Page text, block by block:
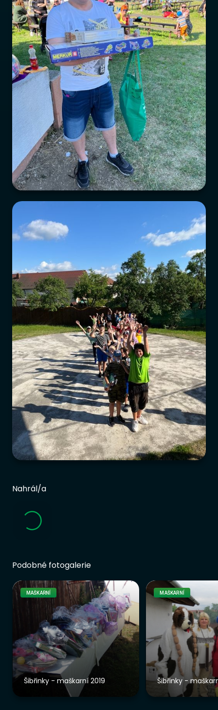
Nahrál/a
Podobné fotogalerie
Šibřinky - maškarní 2019
MAŠKARNÍ
Šibřinky -
MAŠKARNÍ